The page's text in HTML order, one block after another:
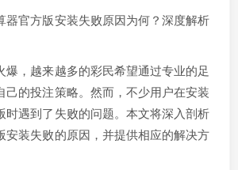
器官方版安装失败原因为何？深度解析
爆，越来越多的彩民希望通过专业的足
己的投注策略。然而，不少用户在安装
时遇到了失败的问题。本文将深入剖析
安装失败的原因，并提供相应的解决方